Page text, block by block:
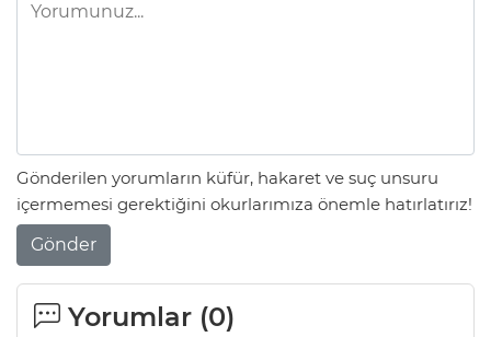
Gönderilen yorumların küfür, hakaret ve suç unsuru
içermemesi gerektiğini okurlarımıza önemle hatırlatırız!
Gönder
Yorumlar (0)